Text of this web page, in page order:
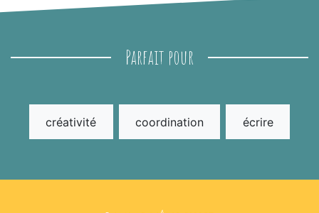
Parfait pour
créativité coordination écrire